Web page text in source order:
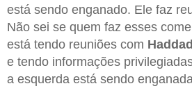
está sendo enganado. Ele faz
Não sei se quem faz esses
está tendo reuniões com Haddad
e tendo informações
a esquerda está sendo